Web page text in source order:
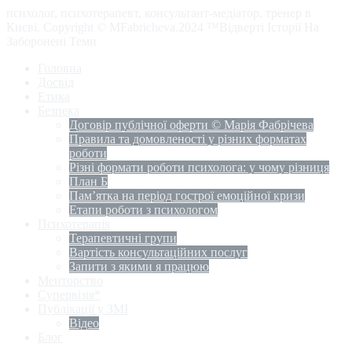
Договір публічної оферти © Марія Фабрічева
Правила та домовленості у різних форматах
роботи
Різні формати роботи психолога: у чому різниця
План Б
Пам’ятка на період гострої емоційної кризи
Етапи роботи з психологом
Терапевтичні групи
Вартість консультаційних послуг
Запити з якими я працюю
Відео